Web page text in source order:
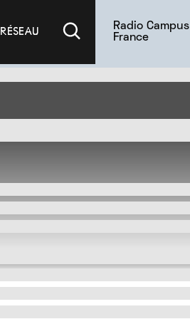
RÉSEAU
Radio Campus
France